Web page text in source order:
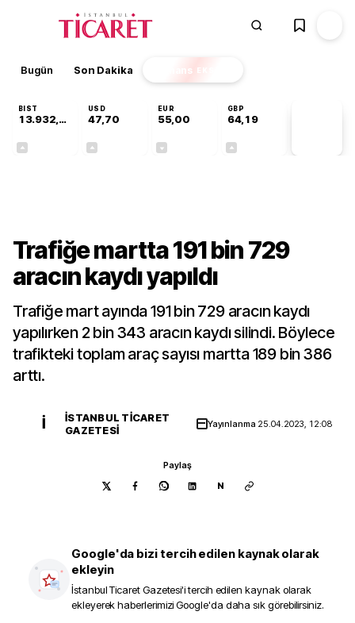
Bugün Son Dakika Finans EKSTRA
BIST
13.932,50
USD
47,70
EUR
55,00
GBP
64,19
Trafiğe martta 191 bin 729
aracın kaydı yapıldı
Trafiğe mart ayında 191 bin 729 aracın kaydı
yapılırken 2 bin 343 aracın kaydı silindi. Böylece
trafikteki toplam araç sayısı martta 189 bin 386
arttı.
İ
İSTANBUL TICARET
GAZETESI
Yayınlanma 25.04.2023, 12:08
Paylaş
N
Google'da bizi tercih edilen kaynak olarak
ekleyin
İstanbul Ticaret Gazetesi'i tercih edilen kaynak olarak
ekleyerek haberlerimizi Google'da daha sık görebilirsiniz.